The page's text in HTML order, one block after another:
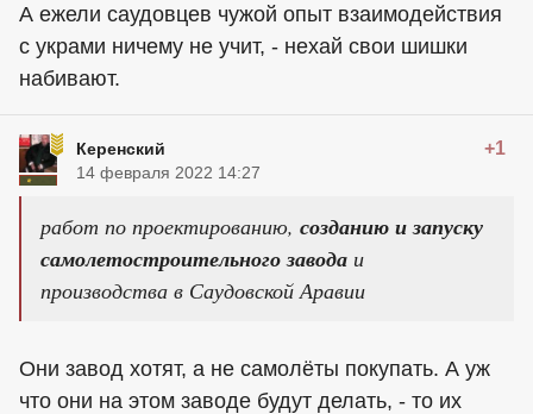
А ежели саудовцев чужой опыт взаимодействия
с украми ничему не учит, - нехай свои шишки
набивают.
Керенский +1
14 февраля 2022 14:27
работ по проектированию, созданию и запуску
самолетостроительного завода и
производства в Саудовской Аравии
Они завод хотят, а не самолёты покупать. А уж
что они на этом заводе будут делать, - то их